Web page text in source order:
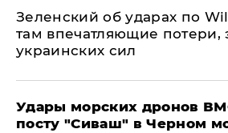
Зеленский об ударах по
там впечатляющие потери,
украинских сил
Удары морских дронов
посту "Сиваш" в Черном